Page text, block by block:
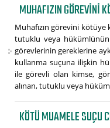
MUHAFIZIN GÖREVINI
Muhafızın görevini kötüye
tutuklu veya
görevlerinin gereklerine
kullanma suçuna ilişkin
ile görevli olan kimse,
alınan, tutuklu veya
KÖTÜ MUAMELE SUÇU